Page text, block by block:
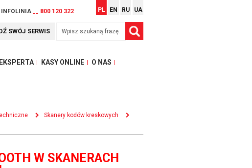
INFOLINIA __ 800 120 322 PL EN RU UA
SWÓJ SERWIS
KASY ONLINE O NAS
Skanery kodów kreskowych
W SKANERACH